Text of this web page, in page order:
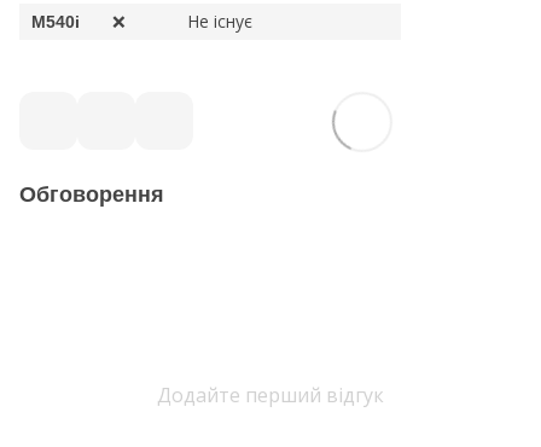
M540i ❌ Не існує
Обговорення
Додайте перший відгук